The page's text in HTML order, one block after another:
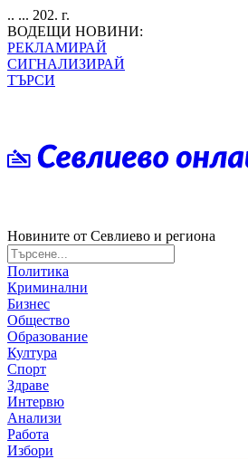
.. ... 202. г.
ВОДЕЩИ НОВИНИ:
РЕКЛАМИРАЙ
СИГНАЛИЗИРАЙ
ТЪРСИ
Новините от Севлиево и региона
Политика
Криминални
Бизнес
Общество
Образование
Култура
Спорт
Здраве
Интервю
Анализи
Работа
Избори